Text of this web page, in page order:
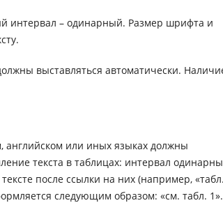
интервал – одинарный. Размер шрифта и
выставляться автоматически.
английском или иных языках должны
текста в таблицах: интервал
после ссылки на них (например,
следующим образом: «см. табл. 1».